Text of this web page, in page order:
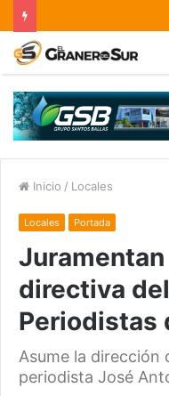
Inicio / Locales
Locales Portada
directiva
Periodistas
Asume la dirección
periodista José